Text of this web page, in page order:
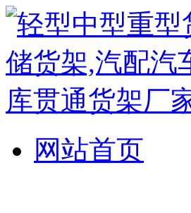
网站首页